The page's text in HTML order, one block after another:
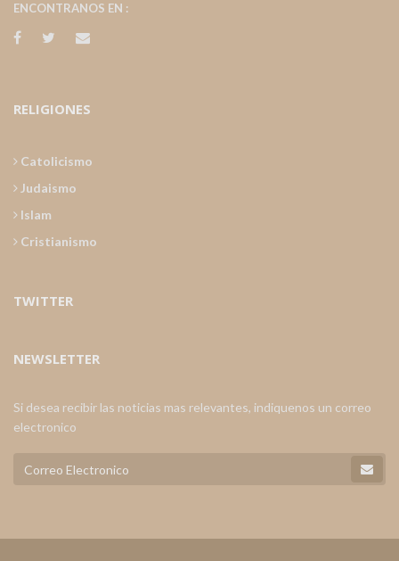
ENCONTRANOS EN :
RELIGIONES
Catolicismo
Judaismo
Islam
Cristianismo
TWITTER
NEWSLETTER
Si desea recibir las noticias mas relevantes, indiquenos un correo
electronico